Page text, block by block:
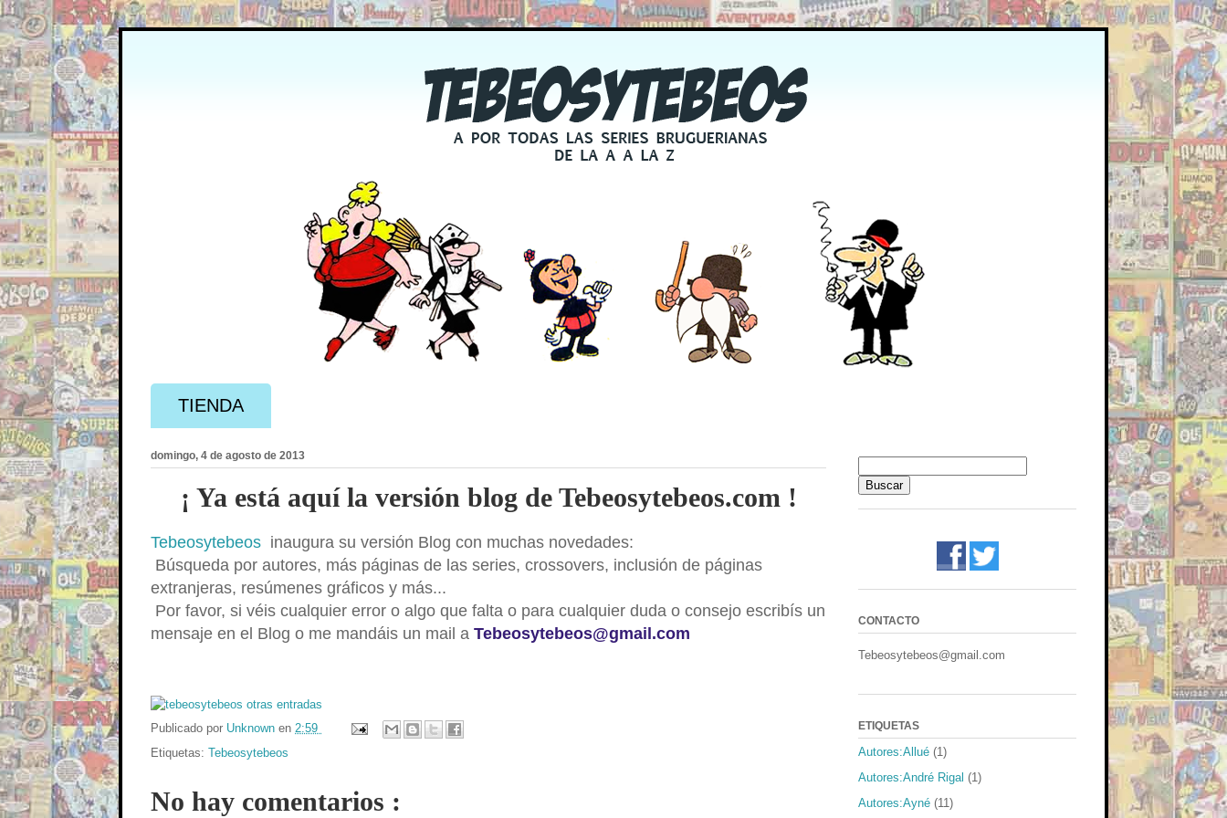
TIENDA
domingo, 4 de agosto de 2013
¡ Ya está aquí la versión blog de Tebeosytebeos.com !
Tebeosytebeos inaugura su versión Blog con muchas novedades:
Búsqueda por autores, más páginas de las series, crossovers, inclusión de páginas
extranjeras, resúmenes gráficos y más...
Por favor, si véis cualquier error o algo que falta o para cualquier duda o consejo escribís un
mensaje en el Blog o me mandáis un mail a Tebeosytebeos@gmail.com
Publicado por Unknown en 2:59
Etiquetas: Tebeosytebeos
No hay comentarios :
CONTACTO
Tebeosytebeos@gmail.com
ETIQUETAS
Autores:Allué (1)
Autores:André Rigal (1)
Autores:Ayné (11)